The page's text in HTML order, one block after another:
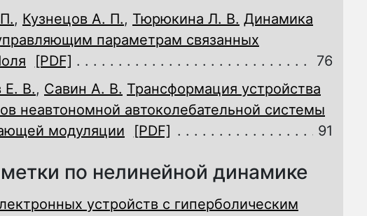
, Кузнецов А. П., Тюрюкина Л. В. Динамика
параметрам связанных
[PDF]
76
Е. В., Савин А. В. Трансформация устройства
неавтономной автоколебательной системы
модуляции
[PDF] 91
по нелинейной динамике
устройств с гиперболическим